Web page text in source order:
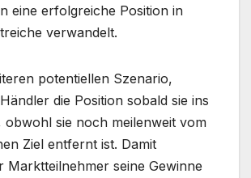
eine erfolgreiche Position in
verwandelt.
potentiellen Szenario,
die Position sobald sie ins
obwohl sie noch meilenweit vom
Ziel entfernt ist. Damit
Marktteilnehmer seine Gewinne